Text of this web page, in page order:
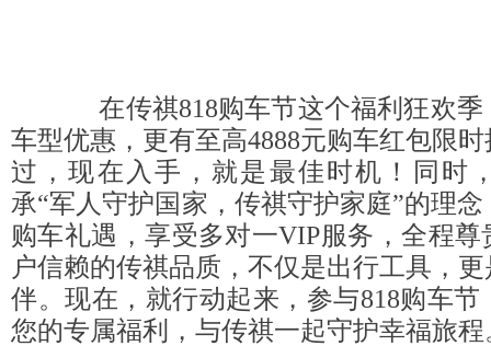
在传祺818购车节这个福利狂欢季
车型优惠，更有至高4888元购车红包限
过，现在入手，就是最佳时机！同时
承“军人守护国家，传祺守护家庭”的理
购车礼遇，享受多对一VIP服务，全程
户信赖的传祺品质，不仅是出行工具，
伴。现在，就行动起来，参与818购车
您的专属福利，与传祺一起守护幸福旅程